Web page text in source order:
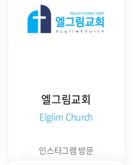
엘그림교회
Elglim Church
인스타그램 방문